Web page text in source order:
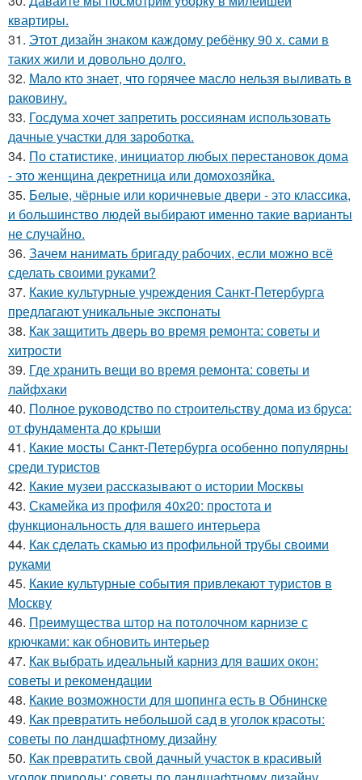
квартиры.
31. Этот дизайн знаком каждому ребёнку 90 х. сами в
таких жили и довольно долго.
32. Мало кто знает, что горячее масло нельзя выливать в
раковину.
33. Госдума хочет запретить россиянам использовать
дачные участки для зароботка.
34. По статистике, инициатор любых перестановок дома
- это женщина декретница или домохозяйка.
35. Белые, чёрные или коричневые двери - это классика,
и большинство людей выбирают именно такие варианты
не случайно.
36. Зачем нанимать бригаду рабочих, если можно всё
сделать своими руками?
37. Какие культурные учреждения Санкт-Петербурга
предлагают уникальные экспонаты
38. Как защитить дверь во время ремонта: советы и
хитрости
39. Где хранить вещи во время ремонта: советы и
лайфхаки
40. Полное руководство по строительству дома из бруса:
от фундамента до крыши
41. Какие мосты Санкт-Петербурга особенно популярны
среди туристов
42. Какие музеи рассказывают о истории Москвы
43. Скамейка из профиля 40х20: простота и
функциональность для вашего интерьера
44. Как сделать скамью из профильной трубы своими
руками
45. Какие культурные события привлекают туристов в
Москву
46. Преимущества штор на потолочном карнизе с
крючками: как обновить интерьер
47. Как выбрать идеальный карниз для ваших окон:
советы и рекомендации
48. Какие возможности для шопинга есть в Обнинске
49. Как превратить небольшой сад в уголок красоты:
советы по ландшафтному дизайну
50. Как превратить свой дачный участок в красивый